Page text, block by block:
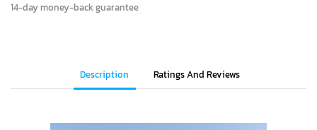
14-day money-back guarantee
Description Ratings And Reviews